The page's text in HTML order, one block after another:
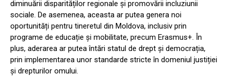
diminuării disparităților regionale și promovării incluziunii
sociale. De asemenea, aceasta ar putea genera noi
oportunități pentru tineretul din Moldova, inclusiv prin
programe de educație și mobilitate, precum Erasmus+. În
plus, aderarea ar putea întări statul de drept și democrația,
prin implementarea unor standarde stricte în domeniul justiției
și drepturilor omului.